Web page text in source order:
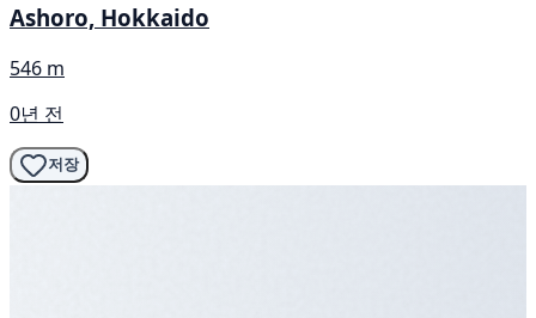
Ashoro, Hokkaido
546 m
0년 전
저장